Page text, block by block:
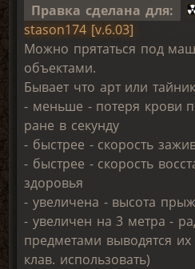
Правка сделана для:
stason174 [v.6.03]
Можно прятаться под
объектами.
Бывает что арт или
- меньше - потеря крови
ране в секунду
- быстрее - скорость
- быстрее - скорость
здоровья
- увеличена - высота
- увеличен на 3 метра -
предметами выводятся
клав. использовать)